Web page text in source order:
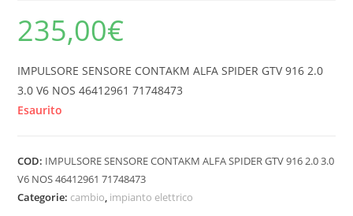
235,00€
IMPULSORE SENSORE CONTAKM ALFA SPIDER GTV 916 2.0
3.0 V6 NOS 46412961 71748473
Esaurito
COD: IMPULSORE SENSORE CONTAKM ALFA SPIDER GTV 916 2.0 3.0
V6 NOS 46412961 71748473
Categorie: cambio, impianto elettrico